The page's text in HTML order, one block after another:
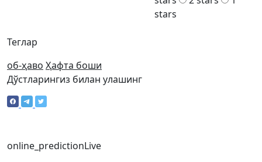
Теглар
об-ҳаво Ҳафта боши
stars
Дўстларингиз билан улашинг
online_predictionLive